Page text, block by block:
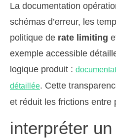
La documentation
schémas d’erreur, les
politique de rate limiting
exemple accessible
logique produit :
détaillée. Cette
et réduit les frictions entre
interpréter